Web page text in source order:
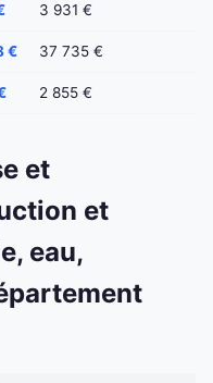
3 931 €
€ 37 735 €
2 855 €
et
et
eau,